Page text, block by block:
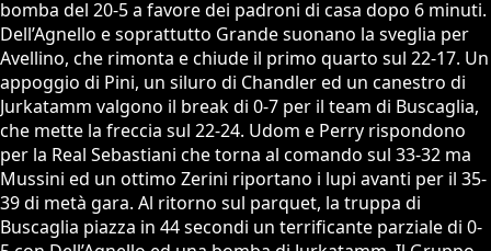
bomba del 20-5 a favore dei padroni di casa dopo 6 minuti.
Dell’Agnello e soprattutto Grande suonano la sveglia per
Avellino, che rimonta e chiude il primo quarto sul 22-17. Un
appoggio di Pini, un siluro di Chandler ed un canestro di
Jurkatamm valgono il break di 0-7 per il team di Buscaglia,
che mette la freccia sul 22-24. Udom e Perry rispondono
per la Real Sebastiani che torna al comando sul 33-32 ma
Mussini ed un ottimo Zerini riportano i lupi avanti per il 35-
39 di metà gara. Al ritorno sul parquet, la truppa di
Buscaglia piazza in 44 secondi un terrificante parziale di 0-